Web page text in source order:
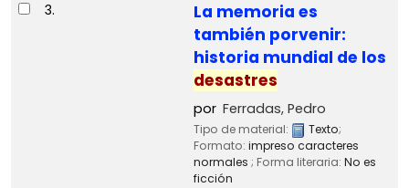
3.
La memoria es
también porvenir:
historia mundial de los
desastres
por Ferradas, Pedro
Tipo de material: Texto;
Formato: impreso caracteres
normales ; Forma literaria: No es
ficción